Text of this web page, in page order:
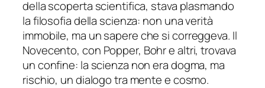
della scoperta scientifica, stava plasmando
la filosofia della scienza: non una verità
immobile, ma un sapere che si correggeva. Il
Novecento, con Popper, Bohr e altri, trovava
un confine: la scienza non era dogma, ma
rischio, un dialogo tra mente e cosmo.